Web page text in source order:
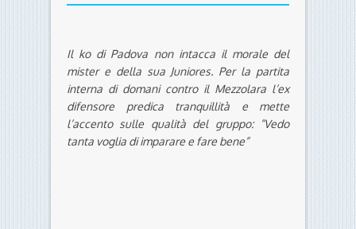
Il ko di Padova non intacca il morale del
mister e della sua Juniores. Per la partita
interna di domani contro il Mezzolara l’ex
difensore predica tranquillità e mette
l’accento sulle qualità del gruppo: ”Vedo
tanta voglia di imparare e fare bene”